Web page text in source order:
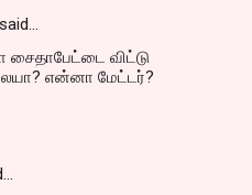
said…
விட்டு
என்னா மேட்டர்?